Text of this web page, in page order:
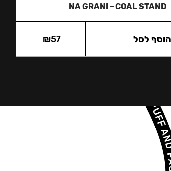
NA GRANI – COAL STAND
₪57 הוסף לסל